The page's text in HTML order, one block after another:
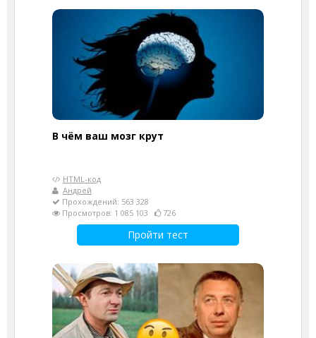
В чём ваш мозг крут
HTML-код
Андрей
Прохождений: 563 328
Просмотров: 1 085 103
726
Пройти тест